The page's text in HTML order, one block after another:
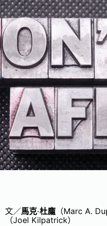
文／馬克‧杜龐 （Marc A.
（Joel Kilpatrick）